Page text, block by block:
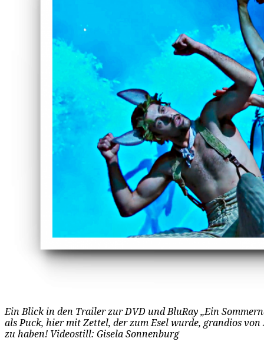
Ein Blick in den Trailer zur DVD und BluRay „Ein
als Puck, hier mit Zettel, der zum Esel wurde, grandios
zu haben! Videostill: Gisela Sonnenburg